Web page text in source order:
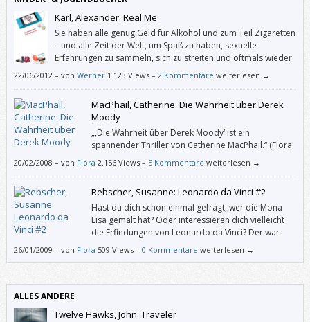
Karl, Alexander: Real Me
Sie haben alle genug Geld für Alkohol und zum Teil Zigaretten
– und alle Zeit der Welt, um Spaß zu haben, sexuelle
Erfahrungen zu sammeln, sich zu streiten und oftmals wieder
zu versöhnen. Sie sind nicht aktiv auf der „Suche nach dem
22/06/2012 – von Werner 1.123 Views – 2 Kommentare weiterlesen →
MacPhail, Catherine: Die Wahrheit über Derek
Moody
„,Die Wahrheit über Derek Moody‘ ist ein
spannender Thriller von Catherine MacPhail.“ (Flora
Schuster (dzt. 10 Jahre alt))
20/02/2008 – von Flora 2.156 Views – 5 Kommentare weiterlesen →
Rebscher, Susanne: Leonardo da Vinci #2
Hast du dich schon einmal gefragt, wer die Mona
Lisa gemalt hat? Oder interessieren dich vielleicht
die Erfindungen von Leonardo da Vinci? Der war
nämlich nicht nur Maler, sondern auch Bildhauer
26/01/2009 – von Flora 509 Views – 0 Kommentare weiterlesen →
ALLES ANDERE
Twelve Hawks, John: Traveler